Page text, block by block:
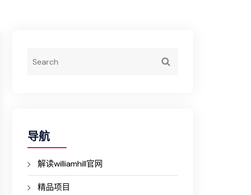
导航
解读williamhill官网
精品项目